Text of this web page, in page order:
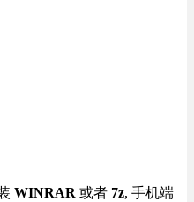
WINRAR 或者 7z, 手机端